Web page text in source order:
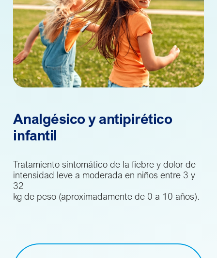
Analgésico y antipirético
infantil
Tratamiento sintomático de la fiebre y dolor de
intensidad leve a moderada en niños entre 3 y
32
kg de peso (aproximadamente de 0 a 10 años).